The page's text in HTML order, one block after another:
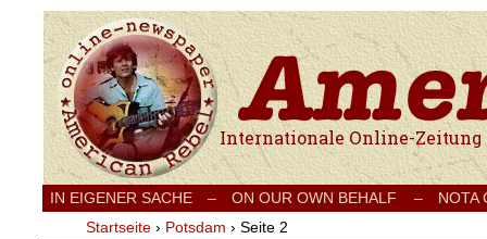
Internationale Onlinezeitung für Frieden,
IN EIGENER SACHE – ON OUR OWN BEHALF –
NOTA
Startseite › Potsdam › Seite 2